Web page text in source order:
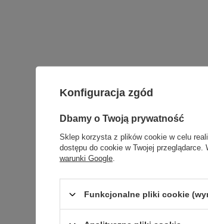
Konfiguracja zgód
Dbamy o Twoją prywatność
Sklep korzysta z plików cookie w celu
dostępu do cookie w Twojej
warunki Google
Funkcjonalne pliki cookie